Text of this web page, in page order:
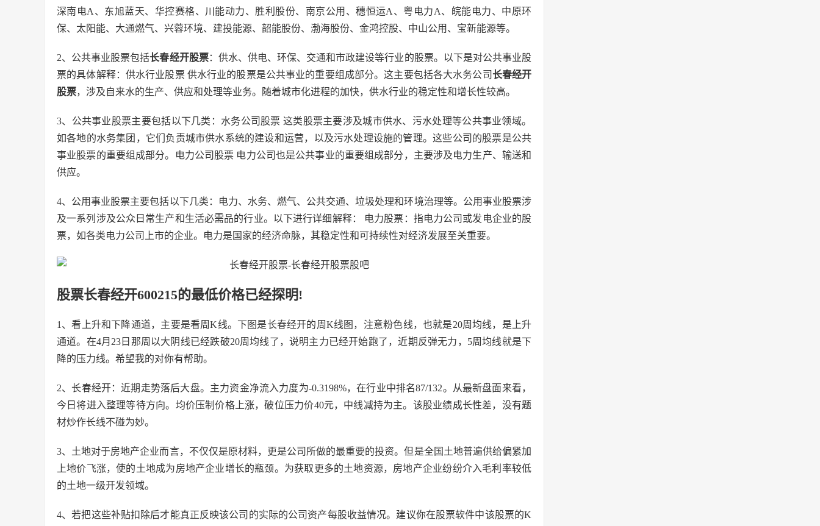
深南电A、东旭蓝天、华控赛格、川能动力、胜利股份、南京公用、穗恒运A、粤电力A、皖能电力、中原环
保、太阳能、大通燃气、兴蓉环境、建投能源、韶能股份、渤海股份、金鸿控股、中山公用、宝新能源等。
2、公共事业股票包括长春经开股票：供水、供电、环保、交通和市政建设等行业的股票。以下是对公共事业股
票的具体解释：供水行业股票 供水行业的股票是公共事业的重要组成部分。这主要包括各大水务公司 长春经开
股票，涉及自来水的生产、供应和处理等业务。随着城市化进程的加快，供水行业的稳定性和增长性较高。
3、公共事业股票主要包括以下几类：水务公司股票 这类股票主要涉及城市供水、污水处理等公共事业领域。
如各地的水务集团，它们负责城市供水系统的建设和运营，以及污水处理设施的管理。这些公司的股票是公共
事业股票的重要组成部分。电力公司股票 电力公司也是公共事业的重要组成部分，主要涉及电力生产、输送和
供应。
4、公用事业股票主要包括以下几类：电力、水务、燃气、公共交通、垃圾处理和环境治理等。公用事业股票涉
及一系列涉及公众日常生产和生活必需品的行业。以下进行详细解释： 电力股票：指电力公司或发电企业的股
票，如各类电力公司上市的企业。电力是国家的经济命脉，其稳定性和可持续性对经济发展至关重要。
股票长春经开600215的最低价格已经探明!
1、看上升和下降通道，主要是看周K线。下图是长春经开的周K线图，注意粉色线，也就是20周均线，是上升
通道。在4月23日那周以大阴线已经跌破20周均线了，说明主力已经开始跑了，近期反弹无力，5周均线就是下
降的压力线。希望我的对你有帮助。
2、长春经开：近期走势落后大盘。主力资金净流入力度为-0.3198%，在行业中排名87/132。从最新盘面来看，
今日将进入整理等待方向。均价压制价格上涨，破位压力价40元，中线减持为主。该股业绩成长性差，没有题
材炒作长线不碰为妙。
3、土地对于房地产企业而言，不仅仅是原材料，更是公司所做的最重要的投资。但是全国土地普遍供给偏紧加
上地价飞涨，使的土地成为房地产企业增长的瓶颈。为获取更多的土地资源，房地产企业纷纷介入毛利率较低
的土地一级开发领域。
4、若把这些补贴扣除后才能真正反映该公司的实际的公司资产每股收益情况。建议你在股票软件中该股票的K